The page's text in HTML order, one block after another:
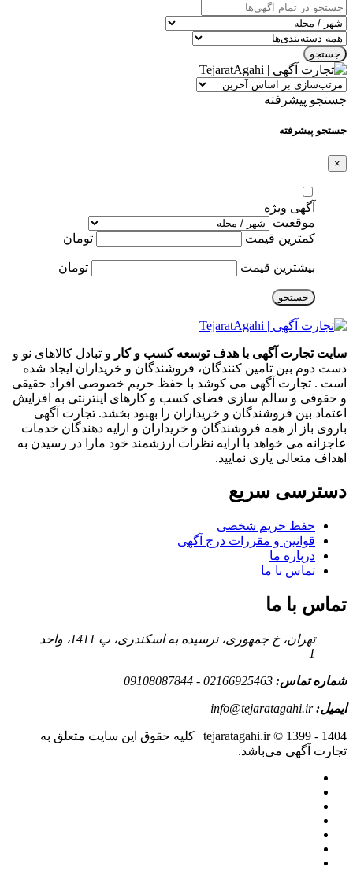
جستجو
جستجو پیشرفته
جستجو پیشرفته
×
آگهی ویژه
موقعیت
کمترین قیمت
تومان
بیشترین قیمت تومان
جستجو
سایت تجارت آگهی با هدف توسعه کسب و کار و تبادل کالاهای نو و
دست دوم بین تامین کنندگان، فروشندگان و خریداران ایجاد شده
است . تجارت آگهی می کوشد با حفظ حریم خصوصی افراد حقیقی
و حقوقی و سالم سازی فضای کسب و کارهای اینترنتی به افزایش
اعتماد بین فروشندگان و خریداران را بهبود بخشد. تجارت آگهی
باروی باز از همه فروشندگان و خریداران و ارایه دهندگان خدمات
عاجزانه می خواهد با ارایه نظرات ارزشمند خود مارا در رسیدن به
اهداف متعالی یاری نمایید.
دسترسی سریع
حفظ حریم شخصی
قوانین و مقررات درج آگهی
درباره ما
تماس با ما
تماس با ما
تهران، خ جمهوری، نرسیده به اسکندری، پ 1411، واحد
1
شماره تماس: 02166925463 - 09108087844
ایمیل:info@tejaratagahi.ir
tejaratagahi.ir © 1399 - 1404 | کلیه حقوق این سایت متعلق به
تجارت آگهی می‌باشد.